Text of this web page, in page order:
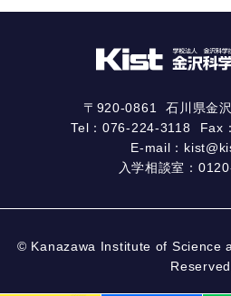
〒920-0861
石川県金
Tel：076-224-3118
Fax
E-mail：
入学相談室：
© Kanazawa Institute of Science
Reserved.